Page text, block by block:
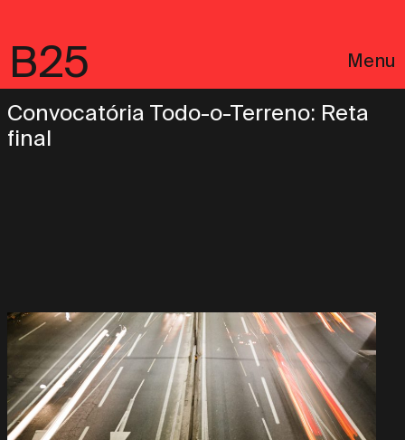
B25 Menu
English
Avisos Legais
Convocatória Todo-o-Terreno: Reta
final